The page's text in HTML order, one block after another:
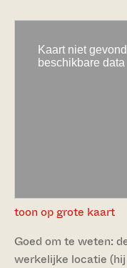
toon op grote kaart
Goed om te weten:
werkelijke locatie